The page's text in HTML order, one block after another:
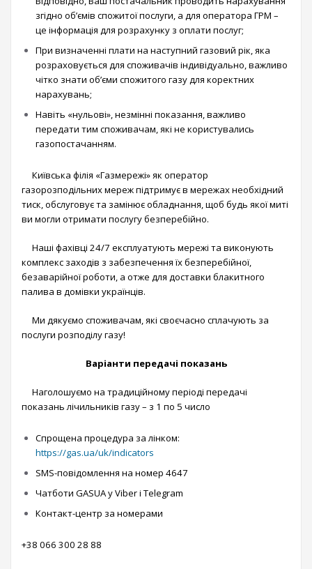
згідно об’ємів спожитої послуги, а для оператора ГРМ –
це інформація для розрахунку з оплати послуг;
При визначенні плати на наступний газовий рік, яка
розраховується для споживачів індивідуально, важливо
чітко знати об’єми спожитого газу для коректних
нарахувань;
Навіть «нульові», незмінні показання, важливо
передати тим споживачам, які не користувались
газопостачанням.
Київська філія «Газмережі» як оператор
газорозподільних мереж підтримує в мережах необхідний
тиск, обслуговує та замінює обладнання, щоб будь якої миті
ви могли отримати послугу безперебійно.
Наші фахівці 24/7 експлуатують мережі та виконують
комплекс заходів з забезпечення їх безперебійної,
безаварійної роботи, а отже для доставки блакитного
палива в домівки українців.
Ми дякуємо споживачам, які своєчасно сплачують за
послуги розподілу газу!
Варіанти передачі показань
Наголошуємо на традиційному періоді передачі
показань лічильників газу – з 1 по 5 число
Спрощена процедура за лінком:
https://gas.ua/uk/indicators
SMS-повідомлення на номер 4647
Чатботи GASUA у Viber і Telegram
Контакт-центр за номерами
+38 066 300 28 88